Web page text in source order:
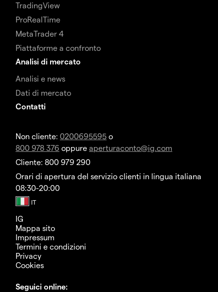
TradingView
ProRealTime
MetaTrader 4
Piattaforme a confronto
Analisi di mercato
Analisi e news
Dati di mercato
Contatti
Non cliente: 0200695595 o
800 978 376 oppure aperturaconto@ig.com
Cliente: 800 979 290
Orari di apertura del servizio clienti in lingua italiana
08:30-20:00
IG
Mappa sito
Impressum
Termini e condizioni
Privacy
Cookies
Seguici online: